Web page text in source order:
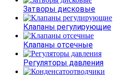
Затворы дисковые
Клапаны регулирующие
Клапаны отсечные
Регуляторы давления